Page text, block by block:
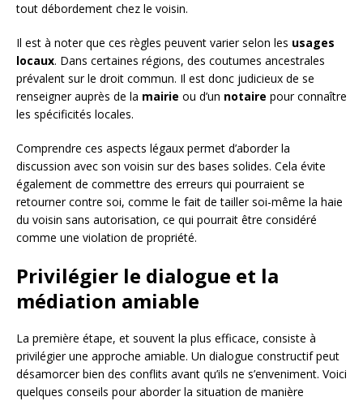
tout débordement chez le voisin.
Il est à noter que ces règles peuvent varier selon les usages
locaux. Dans certaines régions, des coutumes ancestrales
prévalent sur le droit commun. Il est donc judicieux de se
renseigner auprès de la mairie ou d’un notaire pour connaître
les spécificités locales.
Comprendre ces aspects légaux permet d’aborder la
discussion avec son voisin sur des bases solides. Cela évite
également de commettre des erreurs qui pourraient se
retourner contre soi, comme le fait de tailler soi-même la haie
du voisin sans autorisation, ce qui pourrait être considéré
comme une violation de propriété.
Privilégier le dialogue et la
médiation amiable
La première étape, et souvent la plus efficace, consiste à
privilégier une approche amiable. Un dialogue constructif peut
désamorcer bien des conflits avant qu’ils ne s’enveniment. Voici
quelques conseils pour aborder la situation de manière